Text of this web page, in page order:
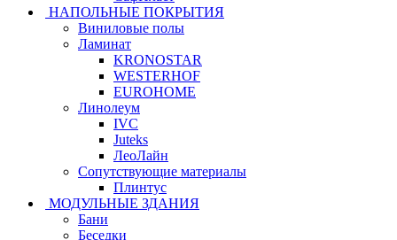
НАПОЛЬНЫЕ ПОКРЫТИЯ
Виниловые полы
Ламинат
KRONOSTAR
WESTERHOF
EUROHOME
Линолеум
IVC
Juteks
ЛеоЛайн
Сопутствующие материалы
Плинтус
МОДУЛЬНЫЕ ЗДАНИЯ
Бани
Беседки